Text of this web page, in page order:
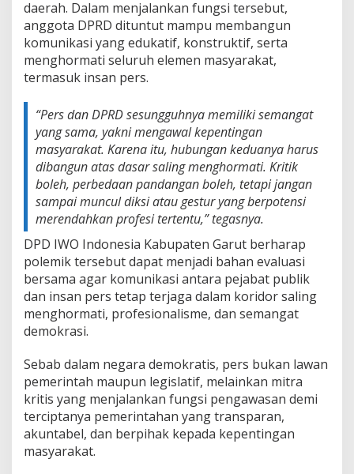
daerah. Dalam menjalankan fungsi tersebut,
anggota DPRD dituntut mampu membangun
komunikasi yang edukatif, konstruktif, serta
menghormati seluruh elemen masyarakat,
termasuk insan pers.
“Pers dan DPRD sesungguhnya memiliki semangat
yang sama, yakni mengawal kepentingan
masyarakat. Karena itu, hubungan keduanya harus
dibangun atas dasar saling menghormati. Kritik
boleh, perbedaan pandangan boleh, tetapi jangan
sampai muncul diksi atau gestur yang berpotensi
merendahkan profesi tertentu,” tegasnya.
DPD IWO Indonesia Kabupaten Garut berharap
polemik tersebut dapat menjadi bahan evaluasi
bersama agar komunikasi antara pejabat publik
dan insan pers tetap terjaga dalam koridor saling
menghormati, profesionalisme, dan semangat
demokrasi.
Sebab dalam negara demokratis, pers bukan lawan
pemerintah maupun legislatif, melainkan mitra
kritis yang menjalankan fungsi pengawasan demi
terciptanya pemerintahan yang transparan,
akuntabel, dan berpihak kepada kepentingan
masyarakat.